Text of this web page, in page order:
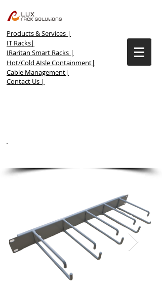
Products & Services |
IT Racks|
IRaritan Smart Racks |
Hot/Cold AIsle Containment|
Cable Management|
Contact Us |